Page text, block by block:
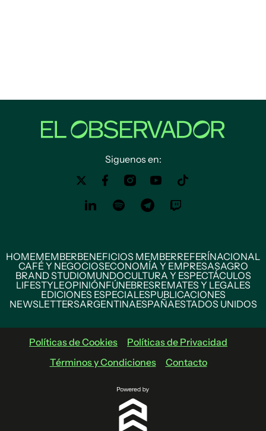
Siguenos en:
HOMEMEMBERBENEFICIOS MEMBERREFERÍNACIONAL
CAFÉ Y NEGOCIOSECONOMÍA Y EMPRESASAGRO
BRAND STUDIOMUNDOCULTURA Y ESPECTÁCULOS
LIFESTYLEOPINIÓNFÚNEBRESREMATES Y LEGALES
EDICIONES ESPECIALESPUBLICACIONES
NEWSLETTERSARGENTINAESPAÑAESTADOS UNIDOS
Políticas de Cookies
Políticas de Privacidad
Términos y Condiciones
Contacto